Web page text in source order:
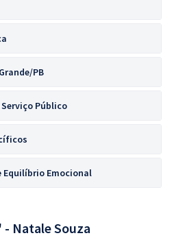
PB
Público
Equilíbrio Emocional
Natale Souza